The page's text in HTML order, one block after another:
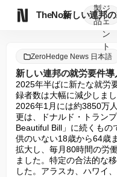
TheNote
製
品
ジ
ェ
ン
ト
ZeroHedge News 日本語
新しい連邦の就労要件
2025年半ばに新たな就労
録者数は大幅に減少しま
2026年1月には約3850万
更は、ドナルド・トラン
Beautiful Bill」に続くもの
供のいない18歳から64歳
拡大し、毎月80時間の労
ました。特定の合法的な
した。アラスカ、ハワイ